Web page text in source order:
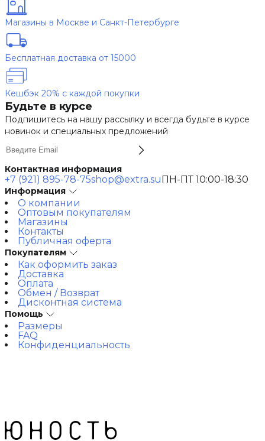
Магазины в Москве и Санкт-Петербурге
Бесплатная доставка от 15000
Кешбэк 20% с каждой покупки
Будьте в курсе
Подпишитесь на нашу рассылку и всегда будьте в курсе
новинок и специальных предложений
Контактная информация
+7 (921) 895-78-75shop@extra.suПН-ПТ 10:00-18:30
Информация
О компании
Оптовым покупателям
Магазины
Контакты
Публичная оферта
Покупателям
Как оформить заказ
Доставка
Оплата
Обмен / Возврат
Дисконтная система
Помощь
Размеры
FAQ
Конфиденциальность